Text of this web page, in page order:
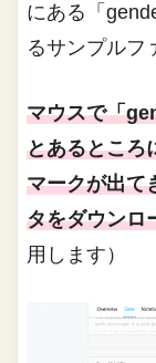
にある「
るサンプルフ
マウスで「
とあるところ
マークが出て
タをダウンロ
用します）